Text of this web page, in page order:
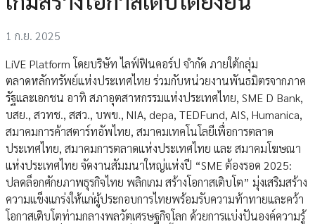
1 ก.ย. 2025
LiVE Platform โดยบริษัท ไลฟ์ฟินคอร์ป จำกัด ภายใต้กลุ่ม
ตลาดหลักทรัพย์แห่งประเทศไทย ร่วมกับหน่วยงานพันธมิตรจากภาค
รัฐและเอกชน อาทิ สภาอุตสาหกรรมแห่งประเทศไทย, SME D Bank,
บสย., สวทช., สสว., บพข., NIA, depa, TEDFund, AIS, Humanica,
สมาคมการค้าสตาร์ทอัพไทย, สมาคมเทคโนโลยีเพื่อการตลาด
ประเทศไทย, สมาคมการตลาดแห่งประเทศไทย และ สมาคมโฆษณา
แห่งประเทศไทย จัดงานสัมมนาใหญ่แห่งปี “SME ต้องรอด 2025:
ปลดล็อกศักยภาพธุรกิจไทย พลิกเกม สร้างโอกาสเติบโต” มุ่งเสริมสร้าง
ความแข็งแกร่งให้แก่ผู้ประกอบการไทยพร้อมรับความท้าทายและคว้า
โอกาสเติบโตท่ามกลางพลวัตเศรษฐกิจโลก ด้วยการแบ่งปันองค์ความรู้